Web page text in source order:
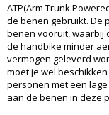
ATP(Arm Trunk
de benen gebruikt. De
benen vooruit, waarbij
de handbike minder
vermogen geleverd
moet je wel
personen met een
aan de benen in deze